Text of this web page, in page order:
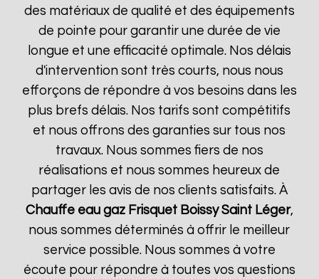
des matériaux de qualité et des équipements
de pointe pour garantir une durée de vie
longue et une efficacité optimale. Nos délais
d'intervention sont très courts, nous nous
efforçons de répondre à vos besoins dans les
plus brefs délais. Nos tarifs sont compétitifs
et nous offrons des garanties sur tous nos
travaux. Nous sommes fiers de nos
réalisations et nous sommes heureux de
partager les avis de nos clients satisfaits. À
Chauffe eau gaz Frisquet Boissy Saint Léger,
nous sommes déterminés à offrir le meilleur
service possible. Nous sommes à votre
écoute pour répondre à toutes vos questions